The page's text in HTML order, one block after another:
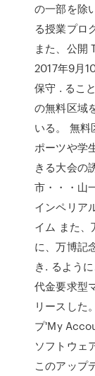
の一部を除
る授業プロ
また、公開
2017年9月
保守 . るこ
の無料区域
いる。 無料
ポーツや学
きる大会の
市・・・山
インペリア
イム また、
に、万博記
き. るよう
代金要求型
リースした
プ'My
ソフトウェ
このアップ